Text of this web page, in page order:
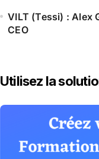
VILT (Tessi) : Alex
CEO
Utilisez la